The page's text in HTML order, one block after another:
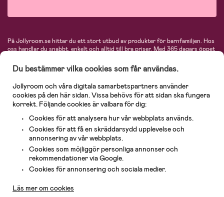
På Jollyroom.se hittar du ett stort utbud av produkter för barnfamiljen. Hos
oss handlar du snabbt, enkelt och alltid till bra priser. Med 365 dagars öppet
hos oss. I vårt sortiment hittar du barnvagnar, bilstolar, kläder för barn och
baby, produkter för mamman, massor av inspirerande inredning, leksaker,
varumärken så som Britax, Maxi-Cosi, Baby Jogger, BabyBjörn, Didriksons,
KidKraft, Ergobaby, Philips Avent, Neonate, Cybex, LEGO och många fler.
Välkommen in och kika runt i Nordens största barn- och babybutik på nätet!
Du bestämmer vilka cookies som får användas.
Jollyroom och våra digitala samarbetspartners använder
cookies på den här sidan. Vissa behövs för att sidan ska fungera
korrekt. Följande cookies är valbara för dig:
Cookies för att analysera hur vår webbplats används.
Cookies för att få en skräddarsydd upplevelse och
annonsering av vår webbplats.
Cookies som möjliggör personliga annonser och
rekommendationer via Google.
Cookies för annonsering och sociala medier.
Läs mer om cookies